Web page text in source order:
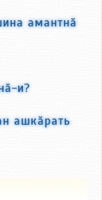
амантнӑ
и?
ашкӑрать